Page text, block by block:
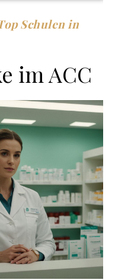
Schulen in
im ACC